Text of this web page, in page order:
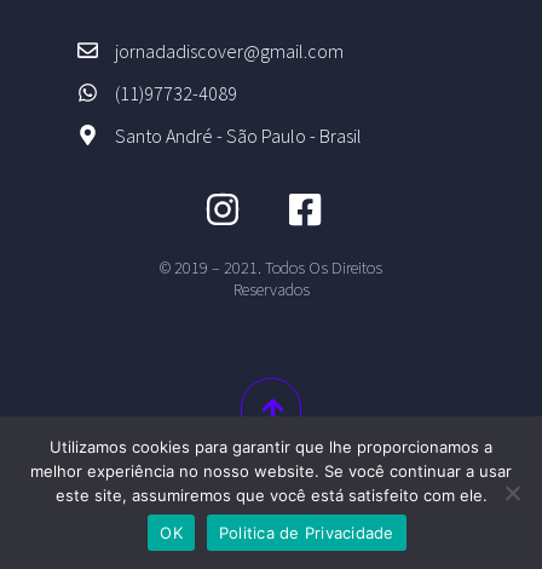
jornadadiscover@gmail.com
(11)97732-4089
Santo André - São Paulo - Brasil
© 2019 – 2021. Todos Os Direitos
Reservados
Utilizamos cookies para garantir que lhe proporcionamos a
melhor experiência no nosso website. Se você continuar a usar
este site, assumiremos que você está satisfeito com ele.
OK
Politica de Privacidade